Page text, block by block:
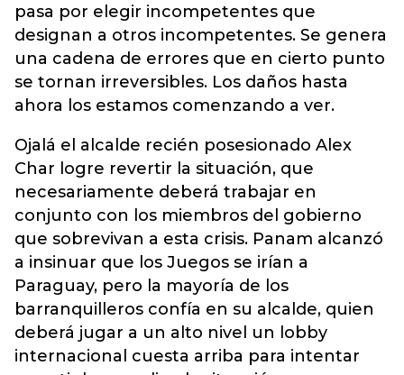
pasa por elegir incompetentes que
designan a otros incompetentes. Se genera
una cadena de errores que en cierto punto
se tornan irreversibles. Los daños hasta
ahora los estamos comenzando a ver.
Ojalá el alcalde recién posesionado Alex
Char logre revertir la situación, que
necesariamente deberá trabajar en
conjunto con los miembros del gobierno
que sobrevivan a esta crisis. Panam alcanzó
a insinuar que los Juegos se irían a
Paraguay, pero la mayoría de los
barranquilleros confía en su alcalde, quien
deberá jugar a un alto nivel un lobby
internacional cuesta arriba para intentar